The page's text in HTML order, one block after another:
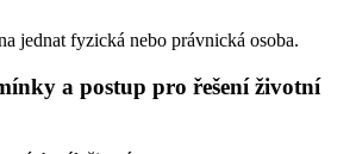
jednat fyzická nebo právnická osoba.
a postup pro řešení životní